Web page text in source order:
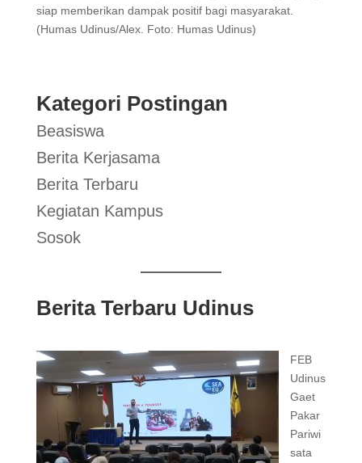
siap memberikan dampak positif bagi masyarakat.
(Humas Udinus/Alex. Foto: Humas Udinus)
Kategori Postingan
Beasiswa
Berita Kerjasama
Berita Terbaru
Kegiatan Kampus
Sosok
Berita Terbaru Udinus
FEB
Udinus
Gaet
Pakar
Pariwi
sata